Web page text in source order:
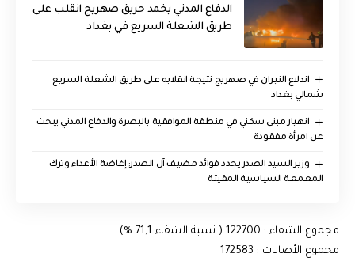
الدفاع المدني يخمد حريق صهريج انقلب على
طريق الشعلة السريع في بغداد
اندلاع النيران في صهريج نتيجة انقلابه على طريق الشعلة السريع
شمالي بغداد
انهيار مبنى سكني في منطقة الموافقية بالبصرة والدفاع المدني يبحث
عن امرأة مفقودة
وزير السيد الصدر يحدد فوائد مضيف آل الصدر: إغاضة الأعداء وترك
المعمعة السياسية المقيتة
مجموع الشفاء : 122700 ( نسبة الشفاء 71,1 %)
مجموع الأصابات : 172583